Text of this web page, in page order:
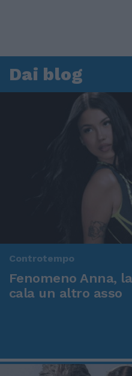
Dai blog
Controtempo
Fenomeno Anna,
cala un altro asso